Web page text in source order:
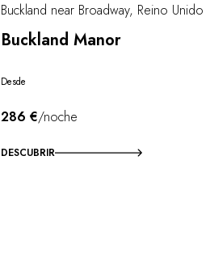
Buckland near Broadway, Reino Unido
Buckland Manor
Desde
286 €/noche
DESCUBRIR